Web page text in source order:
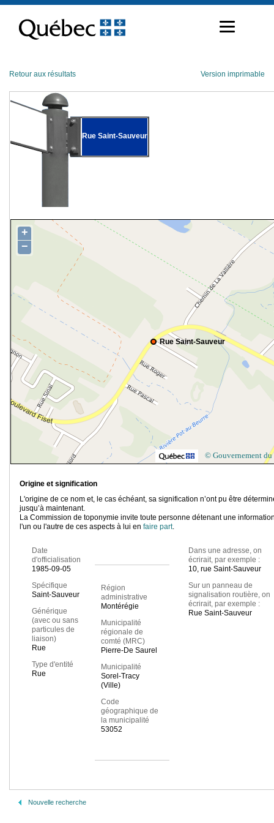
contenu
Retour aux résultats Version imprimable
Rue Saint-Sauveur
Rue Saint-Sauveur
+
−
© Gouvernement du
Origine et signification
L'origine de ce nom et, le cas échéant, sa signification n’ont pu être
jusqu’à maintenant.
La Commission de toponymie invite toute personne détenant une
l'un ou l'autre de ces aspects à lui en faire part.
Date
d'officialisation
1985-09-05
Spécifique
Saint-Sauveur
Générique
(avec ou sans
particules de
liaison)
Rue
Type d'entité
Rue
Région
administrative
Montérégie
Municipalité
régionale de
comté (MRC)
Pierre-De Saurel
Municipalité
Sorel-Tracy
(Ville)
Code
géographique de
la municipalité
53052
Dans une adresse, on
écrirait, par exemple :
10, rue Saint-Sauveur
Sur un panneau de
signalisation routière, on
écrirait, par exemple :
Rue Saint-Sauveur
Nouvelle recherche